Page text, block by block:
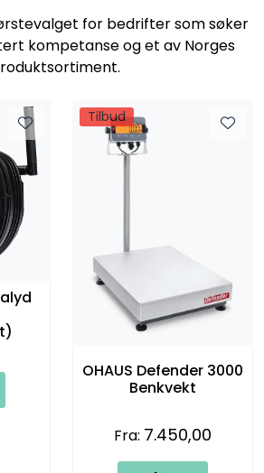
for bedrifter som søker
kompetanse og et av Norges
Tilbud
OHAUS Defender 3000
Benkvekt
Fra: 7.450,00